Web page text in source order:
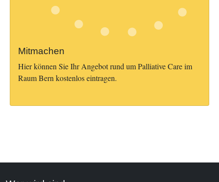
Mitmachen
Hier können Sie Ihr Angebot rund um Palliative Care im
Raum Bern kostenlos eintragen.